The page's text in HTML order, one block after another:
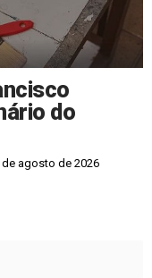
do
de agosto de 2026